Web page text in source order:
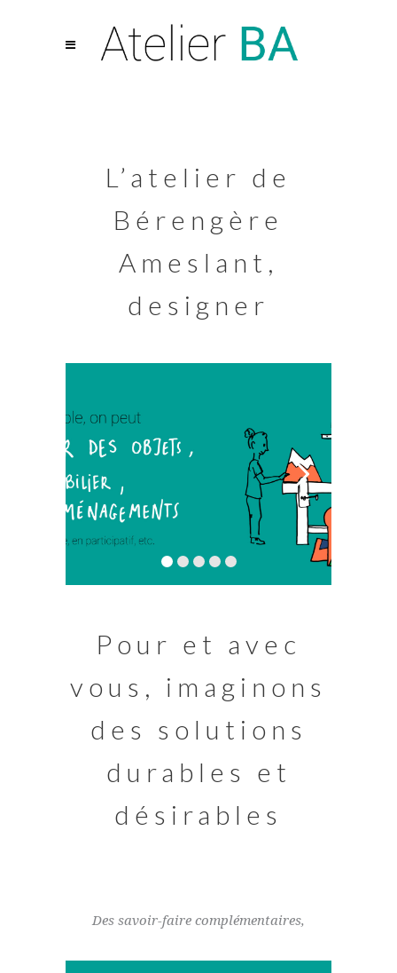
L’atelier de
Bérengère
Ameslant,
designer
Pour et avec
vous, imaginons
des solutions
durables et
désirables
Des savoir-faire complémentaires,